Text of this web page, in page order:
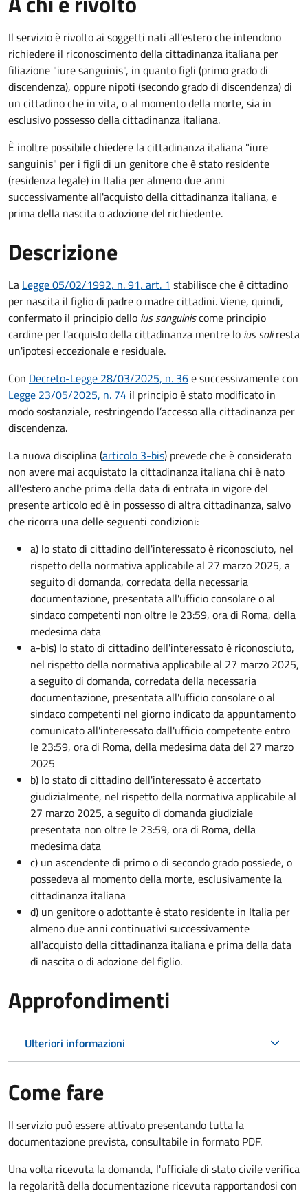
Il servizio è rivolto ai soggetti nati all'estero che intendono
richiedere il riconoscimento della cittadinanza italiana per
filiazione "iure sanguinis", in quanto figli (primo grado di
discendenza), oppure nipoti (secondo grado di discendenza) di
un cittadino che in vita, o al momento della morte, sia in
esclusivo possesso della cittadinanza italiana.
È inoltre possibile chiedere la cittadinanza italiana "iure
sanguinis" per i figli di un genitore che è stato residente
(residenza legale) in Italia per almeno due anni
successivamente all'acquisto della cittadinanza italiana, e
prima della nascita o adozione del richiedente.
Descrizione
La Legge 05/02/1992, n. 91, art. 1 stabilisce che è cittadino
per nascita il figlio di padre o madre cittadini. Viene, quindi,
confermato il principio dello ius sanguiniscome principio
cardine per l'acquisto della cittadinanza mentre lo ius soliresta
un'ipotesi eccezionale e residuale.
Con Decreto-Legge 28/03/2025, n. 36e successivamente con
Legge 23/05/2025, n. 74 il principio è stato modificato in
modo sostanziale, restringendo l’accesso alla cittadinanza per
discendenza.
La nuova disciplina (articolo 3-bis) prevede cheèconsiderato
non avere mai acquistato la cittadinanza italiana chi è nato
all'estero anche prima della data di entrata in vigore del
presente articolo ed è in possesso di altra cittadinanza, salvo
che ricorra una delle seguenti condizioni:
a) lo stato di cittadino dell'interessato è riconosciuto, nel
rispetto della normativa applicabile al 27 marzo 2025, a
seguito di domanda, corredata della necessaria
documentazione, presentata all'ufficio consolare o al
sindaco competenti non oltre le 23:59, ora di Roma, della
medesima data
a-bis) lo stato di cittadino dell'interessato è riconosciuto,
nel rispetto della normativa applicabile al 27 marzo 2025,
a seguito di domanda, corredata della necessaria
documentazione, presentata all'ufficio consolare o al
sindaco competenti nel giorno indicato da appuntamento
comunicato all'interessato dall'ufficio competente entro
le 23:59, ora di Roma, della medesima data del 27 marzo
2025
b) lo stato di cittadino dell'interessato è accertato
giudizialmente, nel rispetto della normativa applicabile al
27 marzo 2025, a seguito di domanda giudiziale
presentata non oltre le 23:59, ora di Roma, della
medesima data
c) un ascendente di primo o di secondo grado possiede, o
possedeva al momento della morte, esclusivamente la
cittadinanza italiana
d) un genitore o adottante è stato residente in Italia per
almeno due anni continuativi successivamente
all'acquisto della cittadinanza italiana e prima della data
di nascita o di adozione del figlio.
Approfondimenti
Ulteriori informazioni
Come fare
Il servizio può essere attivato presentando tutta la
documentazione prevista, consultabile in formato PDF.
Una volta ricevuta la domanda, l'ufficiale di stato civile verifica
la regolarità della documentazione ricevuta rapportandosi con